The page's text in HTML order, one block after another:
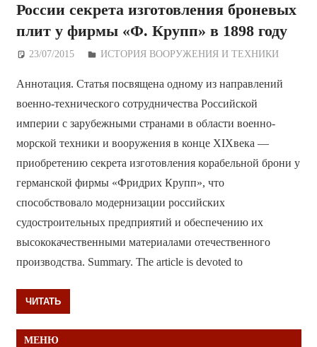
России секрета изготовления броневых
плит у фирмы «Ф. Крупп» в 1898 году
23/07/2015 Дежурный по Редакции
ИСТОРИЯ ВООРУЖЕНИЯ И ТЕХНИКИ
Аннотация. Статья посвящена одному из направлений
военно-технического сотрудничества Российской
империи с зарубежными странами в области военно-
морской техники и вооружения в конце XIXвека —
приобретению секрета изготовления корабельной брони у
германской фирмы «Фридрих Крупп», что
способствовало модернизации российских
судостроительных предприятий и обеспечению их
высококачественными материалами отечественного
производства. Summary. The article is devoted to
ЧИТАТЬ
МЕНЮ